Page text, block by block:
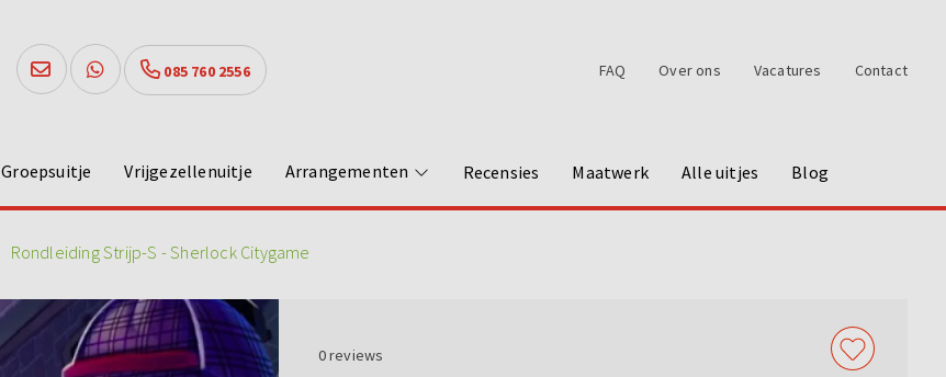
085 760 2556 FAQ Over ons Vacatures Contact
Groepsuitje Vrijgezellenuitje Arrangementen Recensies Maatwerk Alle uitjes Blog
Rondleiding Strijp-S - Sherlock Citygame
0reviews